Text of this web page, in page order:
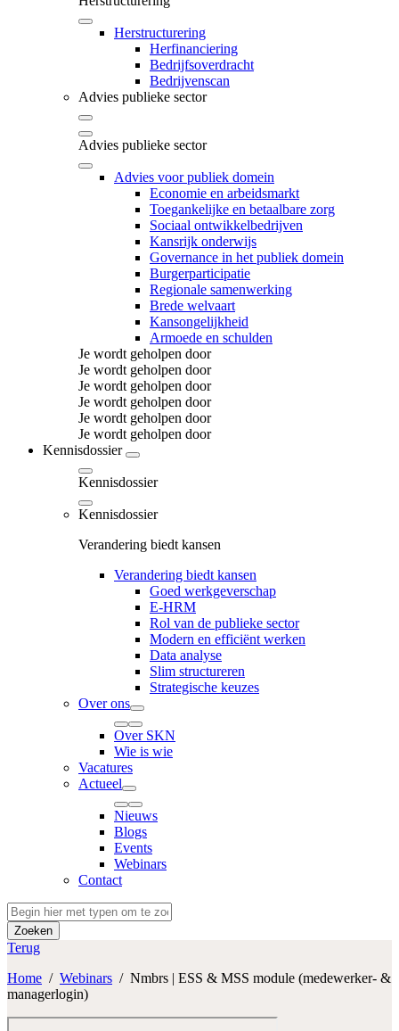
Herstructurering
Herfinanciering
Bedrijfsoverdracht
Bedrijvenscan
Advies publieke sector
Advies publieke sector
Advies voor publiek domein
Economie en arbeidsmarkt
Toegankelijke en betaalbare zorg
Sociaal ontwikkelbedrijven
Kansrijk onderwijs
Governance in het publiek domein
Burgerparticipatie
Regionale samenwerking
Brede welvaart
Kansongelijkheid
Armoede en schulden
Je wordt geholpen door
Je wordt geholpen door
Je wordt geholpen door
Je wordt geholpen door
Je wordt geholpen door
Je wordt geholpen door
Kennisdossier
Kennisdossier
Kennisdossier
Verandering biedt kansen
Verandering biedt kansen
Goed werkgeverschap
E-HRM
Rol van de publieke sector
Modern en efficiënt werken
Data analyse
Slim structureren
Strategische keuzes
Over ons
Over SKN
Wie is wie
Vacatures
Actueel
Nieuws
Blogs
Events
Webinars
Contact
Zoeken
Terug
Home / Webinars / Nmbrs | ESS & MSS module (medewerker- &
managerlogin)